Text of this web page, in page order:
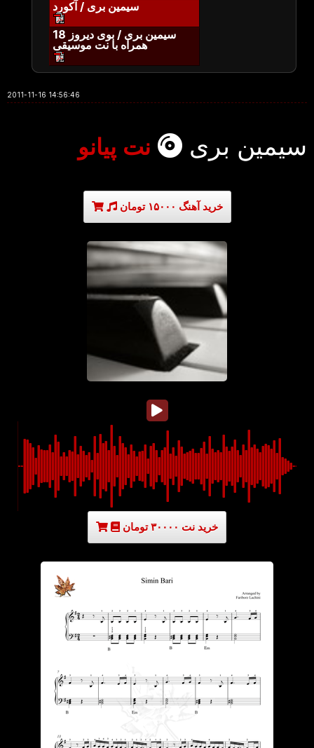
سیمین بری / آکورد
سیمین بری / بوی دیروز 18
همراه با نت موسیقی
2011-11-16 14:56:46
سیمین بری نت پیانو
خرید آهنگ ۱۵۰۰۰ تومان
خرید نت ۳۰۰۰۰ تومان